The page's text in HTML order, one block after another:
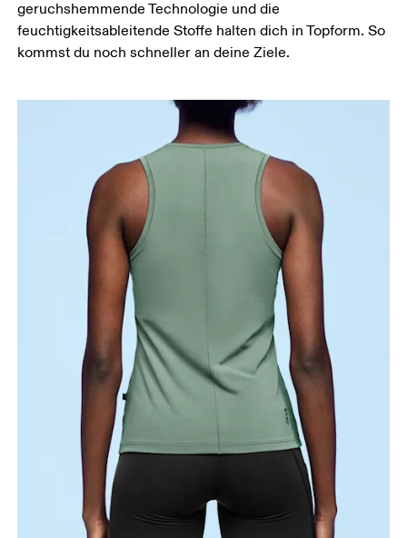
Hüfte
Miss um die breiteste Stelle deiner Hüfte herum.
geruchshemmende Technologie und die
feuchtigkeitsableitende Stoffe halten dich in Topform. So
kommst du noch schneller an deine Ziele.